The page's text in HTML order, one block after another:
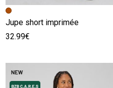
Image précédente
Image suivante
Jupe short imprimée
32.99€